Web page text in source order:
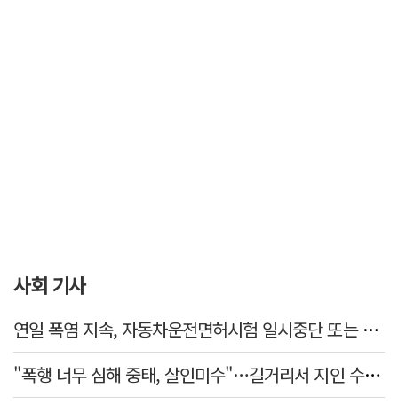
사회 기사
연일 폭염 지속, 자동차운전면허시험 일시중단 또는 축소 운영
"폭행 너무 심해 중태, 살인미수"…길거리서 지인 수십회 때린 50대 '긴급체포'